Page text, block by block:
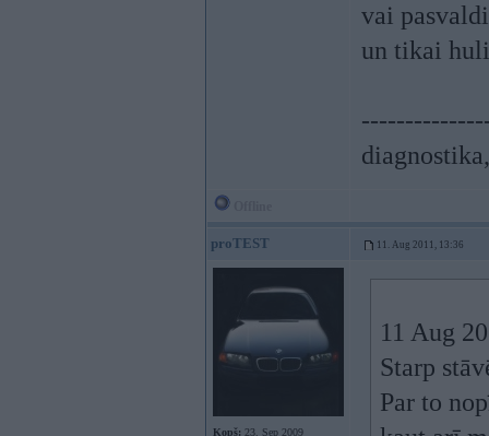
vai
un tikai
proTEST 11. Aug 2011, 13:36
Kopš: 23. Sep 2009
11 Aug
Starp
Par to